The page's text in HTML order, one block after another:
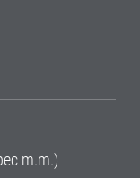
m.m.)